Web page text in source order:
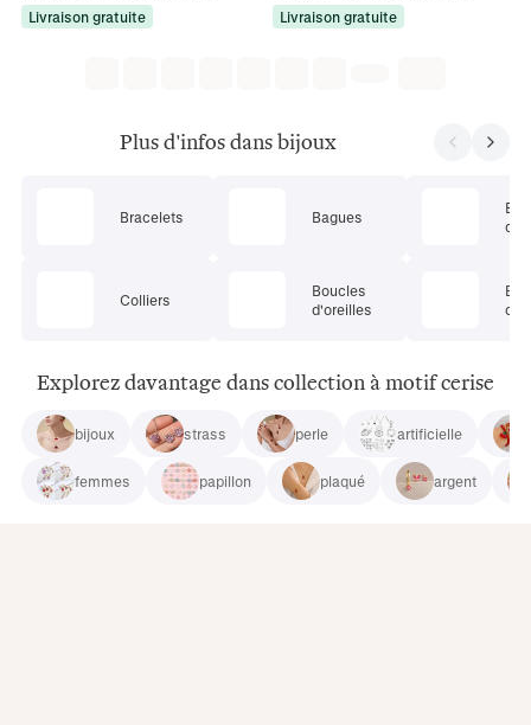
Livraison gratuite Livraison gratuite
Plus d'infos dans bijoux
Bracelets
Colliers
Bagues
Boucles
d'oreilles
de
Explorez davantage dans collection à motif cerise
bijoux strass perle artificielle
femmes papillon plaqué argent